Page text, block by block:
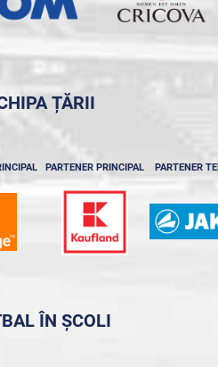
ȚĂRII
PARTENER PRINCIPAL PARTENER
ÎN ȘCOLI